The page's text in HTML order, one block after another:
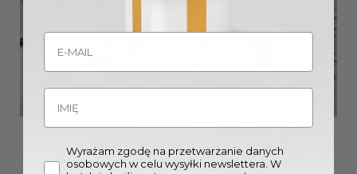
błyszczące elementy, blat z
konglomeratu marmurowego
ZESTAW TOALETKOWY
ryflowany, pionowe
przeszycia, złote
szczotkowane elementy, blat
Wyrażam zgodę na przetwarzanie danych
osobowych w celu wysyłki newslettera. W